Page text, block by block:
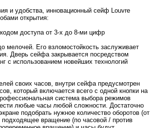
и удобства, инновационный сейф Louvre
открытия:
доступа от 3-х до 8-ми цифр
мелочей. Его взломостойкость заслуживает
Дверь сейфа закрывается посредством
с использованием новейших технологий
своих часов, внутри сейфа предусмотрен
который включается всего с одной кнопки на
система выбора режимов
любые часы любой сложности. Достаточно
подобрать нужное количество оборотов (от
вращение (по часовой / против